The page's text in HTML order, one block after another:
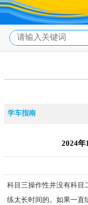
学车指南
2024年
科目三操作性并没有科目
练太长时间的。如果一直